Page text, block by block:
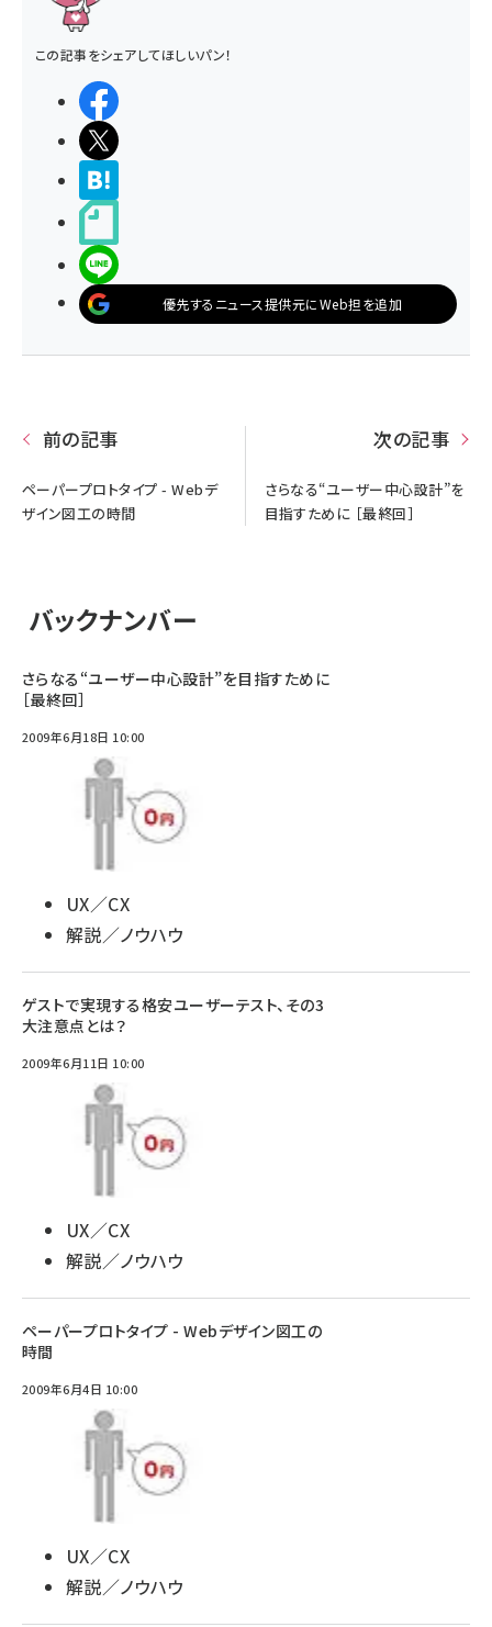
この記事をシェアしてほしいパン！
優先するニュース提供元にWeb担を追加
前の記事
ペーパープロトタイプ - Webデ
ザイン図工の時間
次の記事
さらなる“ユーザー中心設計”を
目指すために ［最終回］
バックナンバー
さらなる“ユーザー中心設計”を目指すために
［最終回］
2009年6月18日 10:00
UX／CX
解説／ノウハウ
ゲストで実現する格安ユーザーテスト、その3
大注意点とは？
2009年6月11日 10:00
UX／CX
解説／ノウハウ
ペーパープロトタイプ - Webデザイン図工の
時間
2009年6月4日 10:00
UX／CX
解説／ノウハウ